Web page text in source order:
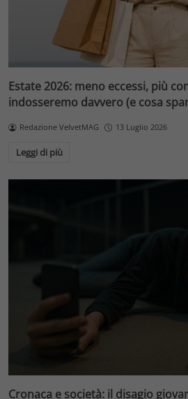
Estate 2026: meno eccessi, più
indosseremo davvero (e cosa
Redazione VelvetMAG 13 Luglio 2026
Leggi di più
Cronaca e società: il disagio